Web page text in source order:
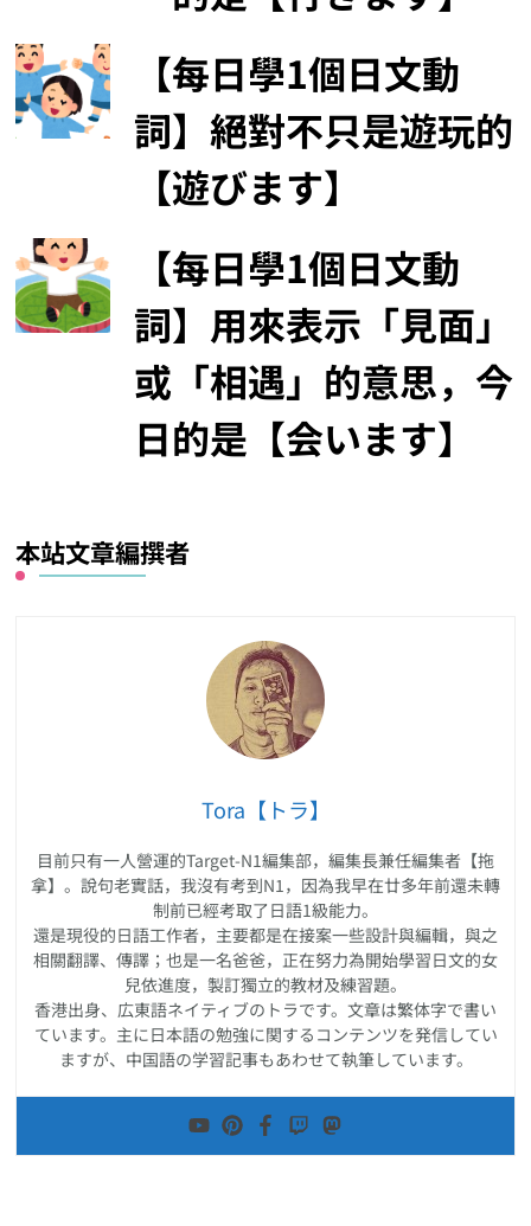
【每日學1個日文動
詞】絕對不只是遊玩的
【遊びます】
【每日學1個日文動
詞】用來表示「見面」
或「相遇」的意思，今
日的是【会います】
本站文章編撰者
Tora【トラ】
目前只有一人營運的Target-N1編集部，編集長兼任編集者【拖
拿】。說句老實話，我沒有考到N1，因為我早在廿多年前還未轉
制前已經考取了日語1級能力。
還是現役的日語工作者，主要都是在接案一些設計與編輯，與之
相關翻譯、傳譯；也是一名爸爸，正在努力為開始學習日文的女
兒依進度，製訂獨立的教材及練習題。
香港出身、広東語ネイティブのトラです。文章は繁体字で書い
ています。主に日本語の勉強に関するコンテンツを発信してい
ますが、中国語の学習記事もあわせて執筆しています。